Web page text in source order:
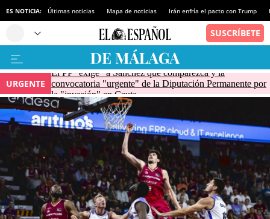
ES NOTICIA: Últimas noticias Mapa de noticias Irán enfría el pacto con Trump
URGENTE
El PP "exige" a Sánchez que comparezca y la
convocatoria "urgente" de la Diputación Permanente por
la "invasión" en Ceuta